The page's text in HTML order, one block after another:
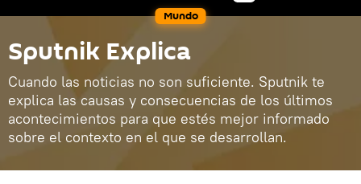
Mundo
Sputnik Explica
Cuando las noticias no son suficiente. Sputnik te
explica las causas y consecuencias de los últimos
acontecimientos para que estés mejor informado
sobre el contexto en el que se desarrollan.